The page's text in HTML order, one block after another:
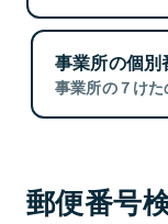
事業所の個別
事業所の７けた
郵便番号